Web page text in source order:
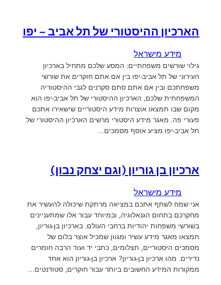
הארכיון ההיסטורי של תל אביב – יפו
מידע מישראל
גילוי שורשים משפחתיים: המסע שלכם מתחיל בארכיון
העירוני של תל אביב-יפו בין אם אתם חוקרים את שורשי
משפחתכם ובין אם אתם סתם סקרנים לגבי ההיסטוריה
המשפחתית שלכם, הארכיון ההיסטורי של תל אביב-יפו הוא
מקום שבו תמצאו אוצרות מידע היסטוריים שישאירו אתכם
פעורי פה. מאגר מידע היסטורי מרשים הארכיון ההיסטורי של
תל אביב-יפו מציע אוסף מסמכים…
ארכיון בן גוריון (וגם יצחק נבון)
מידע מישראל
אני שמח לשתף אתכם במציאה מרתקת שיכולה להעשיר את
מחקרכם בתחום הגנאלוגיה, ובמיוחד עבור אלו שמתעניינים
בשורשי משפחות יהודיות ברחבי העולם. בארכיון בן-גוריון,
תמצאו מאגר מידע עשיר ומגוון שמכיל אוצר בלום של
מסמכים היסטוריים, תצלומים, כתבי יד ועוד הרבה חומרים
נדירים. מהו ארכיון בן-גוריון? ארכיון בן-גוריון הוא אחד
ממקורות המידע החשובים ביותר עבור חוקרים, סטודנטים…